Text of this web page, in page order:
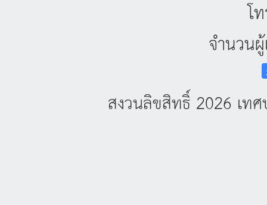
โ
จำนวน
สงวนลิขสิทธิ์ 2026 เท